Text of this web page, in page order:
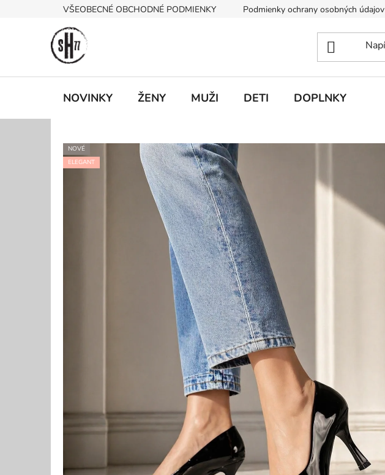
VŠEOBECNÉ OBCHODNÉ PODMIENKY Podmienky ochrany osobných údajov
NOVINKY ŽENY MUŽI DETI DOPLNKY
NOVÉ
ELEGANT